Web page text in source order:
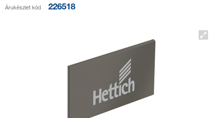
Árukészlet kód 226518